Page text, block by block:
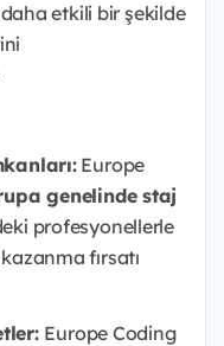
etkili bir şekilde
Europe
genelinde staj
profesyonellerle
fırsatı
Europe Coding